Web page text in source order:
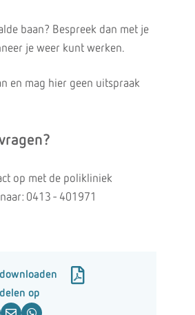
baan? Bespreek dan met je
je weer kunt werken.
en mag hier geen uitspraak
op met de polikliniek
0413 - 401971
op